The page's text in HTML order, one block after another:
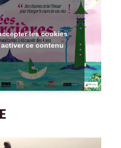
les cookies
ce contenu